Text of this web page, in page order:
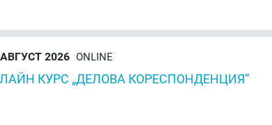
2026 ONLINE
КУРС „ДЕЛОВА КОРЕСПОНДЕНЦИЯ“